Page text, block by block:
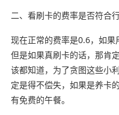
二、看刷卡的费率是否符合
现在正常的费率是0.6，如果
但是如果真刷卡的话，那肯
该都知道，为了贪图这些小
定是得不偿失，如果是养卡
有免费的午餐。